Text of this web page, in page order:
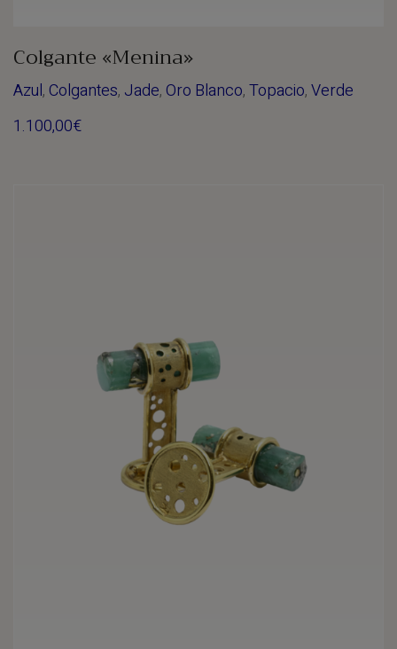
Colgante «Menina»
Azul,Colgantes, Jade,Oro Blanco,Topacio,Verde
1.100,00€